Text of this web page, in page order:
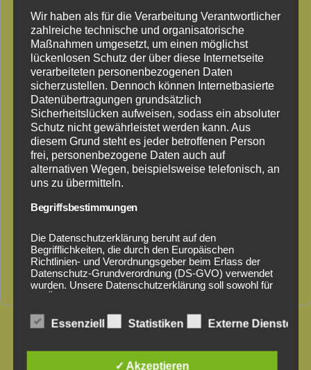
2 Wochen nach Saatbandverlegung
Besuchen Sie uns auch auf unsererFacebook-Seite für
noch mehr Referenzen.
Wir haben als für die Verarbeitung Verantwortlicher
zahlreiche technische und organisatorische
Maßnahmen umgesetzt, um einen möglichst
lückenlosen Schutz der über diese Internetseite
verarbeiteten personenbezogenen Daten
sicherzustellen. Dennoch können Internetbasierte
Datenübertragungen grundsätzlich
Sicherheitslücken aufweisen, sodass ein absoluter
Schutz nicht gewährleistet werden kann. Aus
diesem Grund steht es jeder betroffenen Person
frei, personenbezogene Daten auch auf
alternativen Wegen, beispielsweise telefonisch, an
uns zu übermitteln.
Begriffsbestimmungen
Die Datenschutzerklärung beruht auf den
Begrifflichkeiten, die durch den Europäischen
Richtlinien- und Verordnungsgeber beim Erlass der
Datenschutz-Grundverordnung (DS-GVO) verwendet
wurden. Unsere Datenschutzerklärung soll sowohl für
die Öffentlichkeit als auch für unsere Kunden und
Um dies zu gewährleisten, möchten wir vorab die
verwendeten Begrifflichkeiten erläutern.
Wir verwenden in dieser Datenschutzerklärung
Essenziell Statistiken Externe Dienste
✓ Akzeptieren